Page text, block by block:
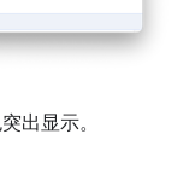
出显示。